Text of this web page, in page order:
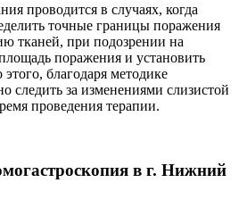
проводится в случаях, когда
точные границы поражения
тканей, при подозрении на
поражения и установить
благодаря методике
следить за изменениями слизистой
проведения терапии.
в г. Нижний